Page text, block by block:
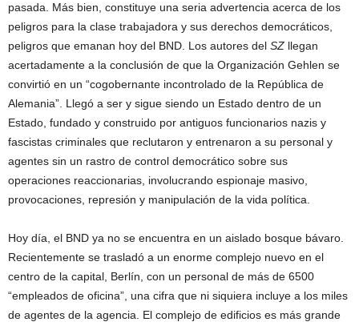
pasada. Más bien, constituye una seria advertencia acerca de los
peligros para la clase trabajadora y sus derechos democráticos,
peligros que emanan hoy del BND. Los autores del SZ llegan
acertadamente a la conclusión de que la Organización Gehlen se
convirtió en un “cogobernante incontrolado de la República de
Alemania”. Llegó a ser y sigue siendo un Estado dentro de un
Estado, fundado y construido por antiguos funcionarios nazis y
fascistas criminales que reclutaron y entrenaron a su personal y
agentes sin un rastro de control democrático sobre sus
operaciones reaccionarias, involucrando espionaje masivo,
provocaciones, represión y manipulación de la vida política.
Hoy día, el BND ya no se encuentra en un aislado bosque bávaro.
Recientemente se trasladó a un enorme complejo nuevo en el
centro de la capital, Berlín, con un personal de más de 6500
“empleados de oficina”, una cifra que ni siquiera incluye a los miles
de agentes de la agencia. El complejo de edificios es más grande